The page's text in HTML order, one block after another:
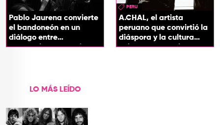
Pablo Jaurena convierte
el bandoneón en un
diálogo entre
generaciones con el
PERU
A.CHAL, el artista
peruano que convirtió la
diáspora y la cultura
chicha en su sonido
LO MÁS LEÍDO